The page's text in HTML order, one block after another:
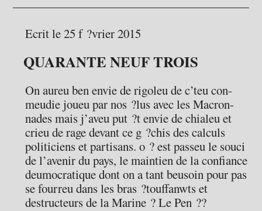
Ecrit le 25 f ?vrier 2015
QUARANTE NEUF TROIS
On aureu ben envie de rigoleu de c’teu con-
meudie joueu par nos ?lus avec les Macron-
nades mais j’aveu put ?t envie de chialeu et
crieu de rage devant ce g ?chis des calculs
politiciens et partisans. o ? est passeu le souci
de l’avenir du pays, le maintien de la confiance
deumocratique dont on a tant beusoin pour pas
se fourreu dans les bras ?touffanwts et
destructeurs de la Marine ? Le Pen ??